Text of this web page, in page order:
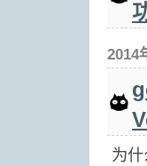
2014
为